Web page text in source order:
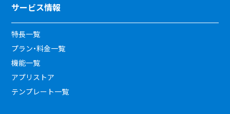
サービス情報
特長一覧
プラン・料金一覧
機能一覧
アプリストア
テンプレート一覧